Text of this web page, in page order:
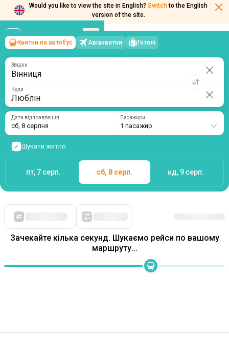
Would you like to view the site in English? Switch to the English
version of the site.
Вінниця
Квитки на автобус Авіаквитки Готелі
Куди
Дата відправлення
сб, 8 серпня
Шукати житло
Зачекайте кілька секунд. Шукаємо рейси по вашому
маршруту...